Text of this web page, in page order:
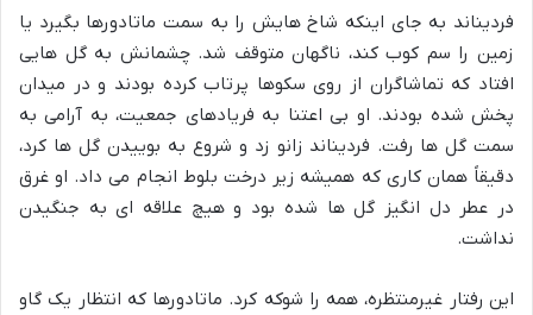
فردیناند به جای اینکه شاخ هایش را به سمت ماتادورها بگیرد یا
زمین را سم کوب کند، ناگهان متوقف شد. چشمانش به گل هایی
افتاد که تماشاگران از روی سکوها پرتاب کرده بودند و در میدان
پخش شده بودند. او بی اعتنا به فریادهای جمعیت، به آرامی به
سمت گل ها رفت. فردیناند زانو زد و شروع به بوییدن گل ها کرد،
دقیقاً همان کاری که همیشه زیر درخت بلوط انجام می داد. او غرق
در عطر دل انگیز گل ها شده بود و هیچ علاقه ای به جنگیدن
نداشت.
این رفتار غیرمنتظره، همه را شوکه کرد. ماتادورها که انتظار یک گاو